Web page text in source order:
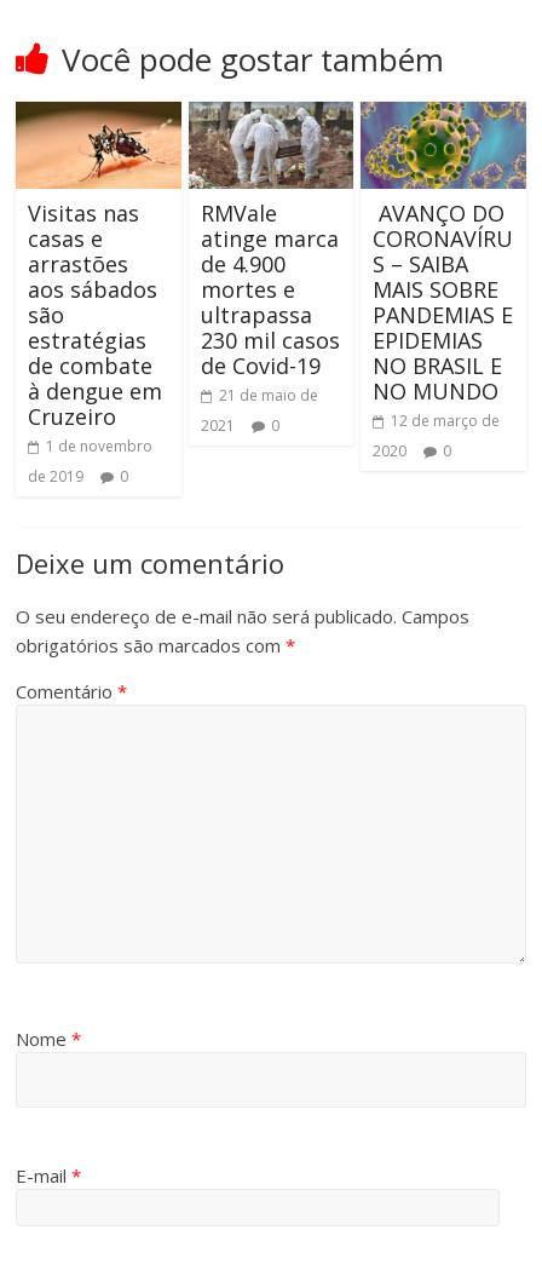
Você pode gostar também
Visitas nas
casas e
arrastões
aos sábados
são
estratégias
de combate
à dengue em
Cruzeiro
1 de novembro
de 2019
0
RMVale
atinge marca
de 4.900
mortes e
ultrapassa
230 mil casos
de Covid-19
21 de maio de
2021
0
AVANÇO DO
CORONAVÍRU
S – SAIBA
MAIS SOBRE
PANDEMIAS E
EPIDEMIAS
NO BRASIL E
NO MUNDO
12 de março de
2020
0
Deixe um comentário
O seu endereço de e-mail não será publicado. Campos
obrigatórios são marcados com*
Comentário*
Nome*
E-mail*